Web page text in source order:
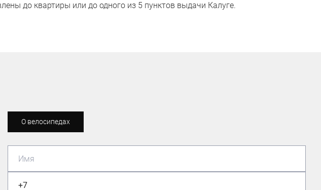
до квартиры или до одного из 5 пунктов выдачи Калуге.
О велосипедах